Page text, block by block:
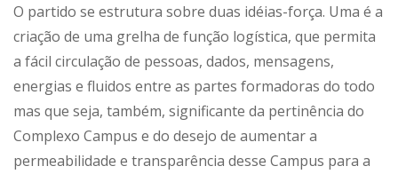
O partido se estrutura sobre duas idéias-força. Uma é a
criação de uma grelha de função logística, que permita
a fácil circulação de pessoas, dados, mensagens,
energias e fluidos entre as partes formadoras do todo
mas que seja, também, significante da pertinência do
Complexo Campus e do desejo de aumentar a
permeabilidade e transparência desse Campus para a